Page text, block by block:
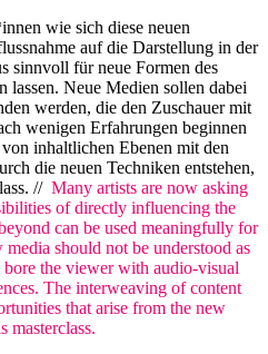
wie sich diese neuen
auf die Darstellung in der
sinnvoll für neue Formen des
lassen. Neue Medien sollen dabei
werden, die den Zuschauer mit
wenigen Erfahrungen beginnen
inhaltlichen Ebenen mit den
die neuen Techniken entstehen,
// Many artists are now asking
of directly influencing the
can be used meaningfully for
should not be understood as
the viewer with audio-visual
The interweaving of content
that arise from the new
masterclass.